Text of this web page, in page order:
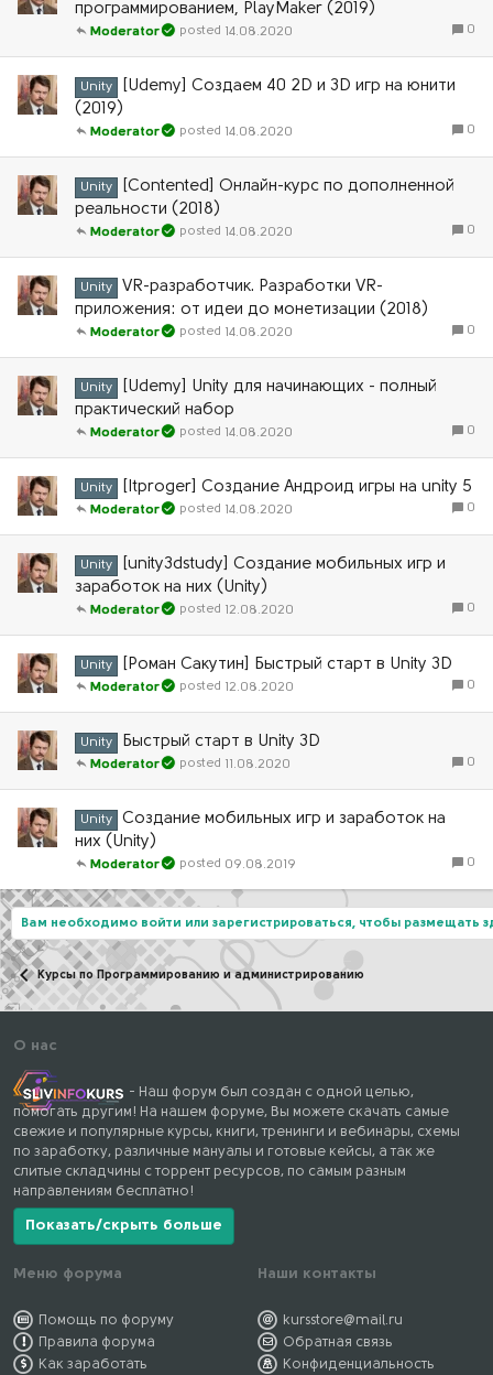
программированием, PlayMaker (2019)
0
14.08.2020
Moderator
Unity
[Udemy] Создаем 40 2D и 3D игр на юнити
(2019)
0
14.08.2020
Moderator
Unity
[Contented] Онлайн-курс по дополненной
реальности (2018)
0
14.08.2020
Moderator
Unity
VR-разработчик. Разработки VR-
приложения: от идеи до монетизации (2018)
0
14.08.2020
Moderator
Unity
[Udemy] Unity для начинающих - полный
практический набор
0
14.08.2020
Moderator
Unity [Itproger] Создание Андроид игры на unity 5
0
14.08.2020
Moderator
Unity
[unity3dstudy] Создание мобильных игр и
заработок на них (Unity)
0
12.08.2020
Moderator
Unity [Роман Сакутин] Быстрый старт в Unity 3D
0
12.08.2020
Moderator
Unity Быстрый старт в Unity 3D
0
11.08.2020
Moderator
Unity
Создание мобильных игр и заработок на
них (Unity)
0
09.08.2019
Moderator
Вам необходимо войти или зарегистрироваться, чтобы размещать
Курсы по Программированию и администрированию
О нас
- Наш форум был создан с одной целью,
помогать другим! На нашем форуме, Вы можете скачать самые
свежие и популярные курсы, книги, тренинги и вебинары, схемы
по заработку, различные мануалы и готовые кейсы, а так же
слитые складчины с торрент ресурсов, по самым разным
направлениям бесплатно!
Показать/скрыть больше
Меню форума
Помощь по форуму
Правила форума
Как заработать
Наши контакты
kursstore@mail.ru
Обратная связь
Конфиденциальность